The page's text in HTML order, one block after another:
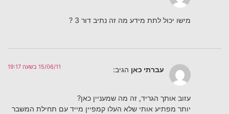
מישו יכול לתת מידע מה זה נתיב דור 3 ?
עברתי כאן הגיב: 15/06/11 בשעה 19:17
עזוב אותך הגריד, זה מה שמעניין כאן?
יותר מפתיע אותי שלא העלו קמפיין מייד עם תחילת המשבר